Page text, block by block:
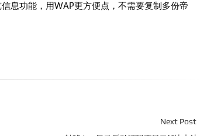
息功能，用WAP更方便点，不需要复制多份帝
Next Post